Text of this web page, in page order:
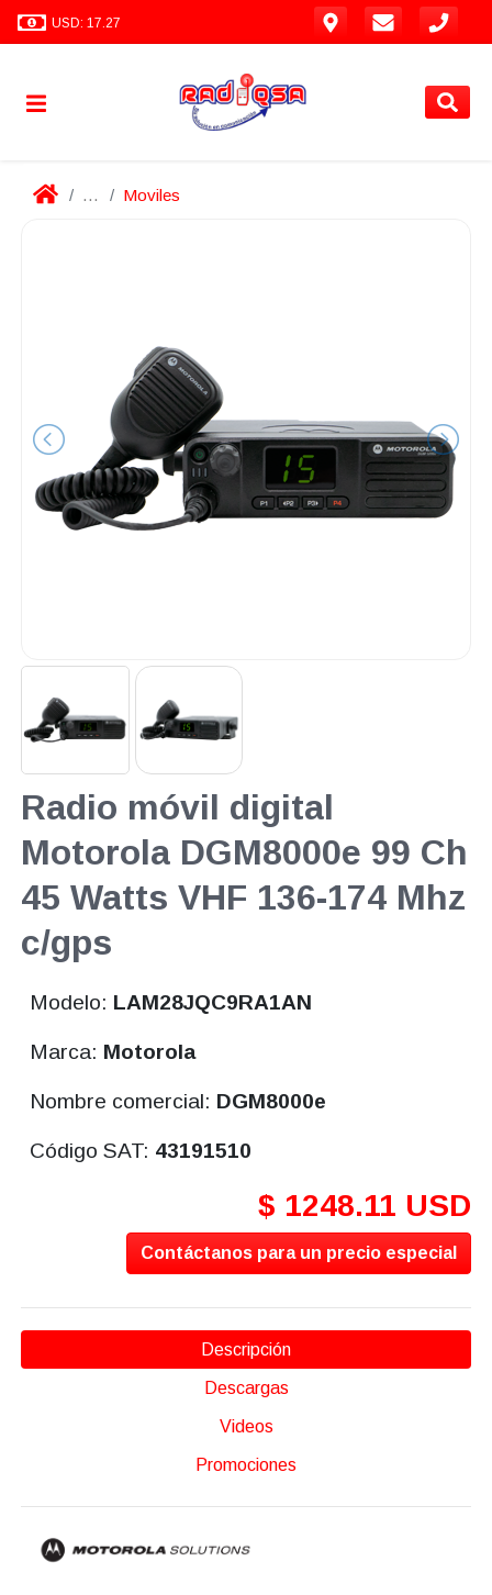
USD: 17.27
... Moviles
Radio móvil digital
Motorola DGM8000e 99 Ch
45 Watts VHF 136-174 Mhz
c/gps
Modelo: LAM28JQC9RA1AN
Marca: Motorola
Nombre comercial: DGM8000e
Código SAT: 43191510
$ 1248.11 USD
Contáctanos para un precio especial
Descripción
Descargas
Videos
Promociones